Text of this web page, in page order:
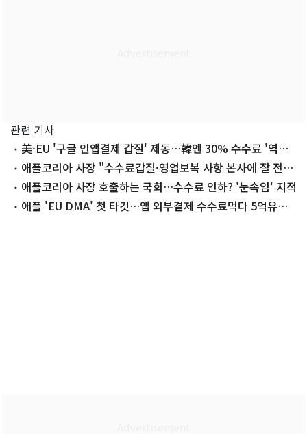
관련 기사
美·EU '구글 인앱결제 갑질' 제동…韓엔 30% 수수료 '역차
별' 여전
애플코리아 사장 "수수료갑질·영업보복 사항 본사에 잘 전
달"애플코리아 사장 호출하는 국회…수수료 인하? '눈속임' 지적
애플 'EU DMA' 첫 타깃…앱 외부결제 수수료먹다 5억유로